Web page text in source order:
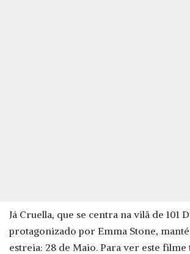
Já Cruella, que se centra na vilã de 101
protagonizado por Emma Stone,
estreia: 28 de Maio. Para ver este filme